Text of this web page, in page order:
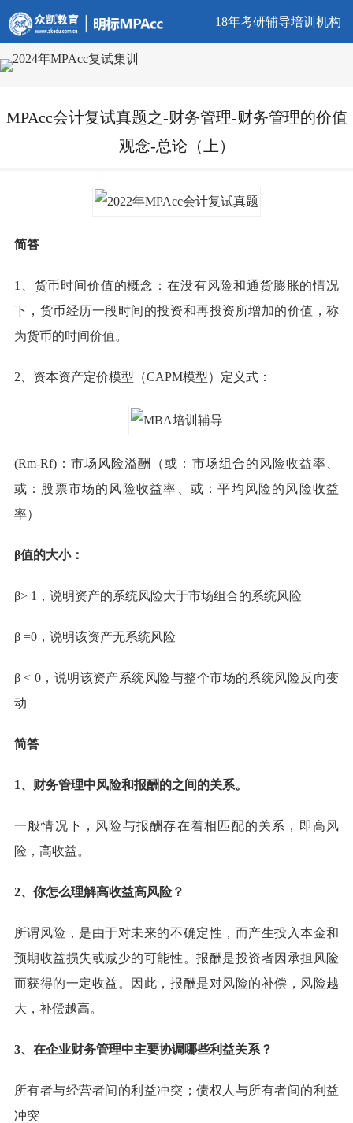
18年考研辅导培训机构
MPAcc会计复试真题之-财务管理-财务管理的价值
观念-总论（上）
简答
1、货币时间价值的概念：在没有风险和通货膨胀的情况
下，货币经历一段时间的投资和再投资所增加的价值，称
为货币的时间价值。
2、资本资产定价模型（CAPM模型）定义式：
(Rm-Rf)：市场风险溢酬（或：市场组合的风险收益率、
或：股票市场的风险收益率、或：平均风险的风险收益
率）
β值的大小：
β> 1，说明资产的系统风险大于市场组合的系统风险
β =0，说明该资产无系统风险
β < 0，说明该资产系统风险与整个市场的系统风险反向变
动
简答
1、财务管理中风险和报酬的之间的关系。
一般情况下，风险与报酬存在着相匹配的关系，即高风
险，高收益。
2、你怎么理解高收益高风险？
所谓风险，是由于对未来的不确定性，而产生投入本金和
预期收益损失或减少的可能性。报酬是投资者因承担风险
而获得的一定收益。因此，报酬是对风险的补偿，风险越
大，补偿越高。
3、在企业财务管理中主要协调哪些利益关系？
所有者与经营者间的利益冲突；债权人与所有者间的利益
冲突